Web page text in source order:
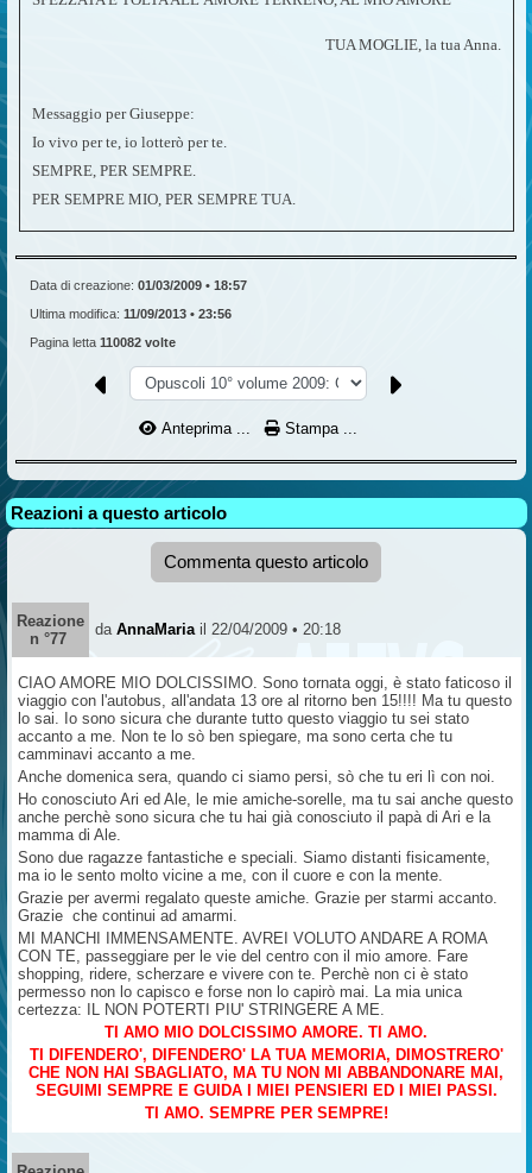
TUA MOGLIE, la tua Anna.
Messaggio per Giuseppe:
Io vivo per te, io lotterò per te.
SEMPRE, PER SEMPRE.
PER SEMPRE MIO, PER SEMPRE TUA.
Data di creazione: 01/03/2009 • 18:57
Ultima modifica: 11/09/2013 • 23:56
Pagina letta 110082 volte
Anteprima ... Stampa ...
Reazioni a questo articolo
Commenta questo articolo
Reazione
n °77
da AnnaMaria il 22/04/2009 • 20:18
CIAO AMORE MIO DOLCISSIMO. Sono tornata oggi, è stato faticoso il
viaggio con l'autobus, all'andata 13 ore al ritorno ben 15!!!! Ma tu questo
lo sai. Io sono sicura che durante tutto questo viaggio tu sei stato
accanto a me. Non te lo sò ben spiegare, ma sono certa che tu
camminavi accanto a me.
Anche domenica sera, quando ci siamo persi, sò che tu eri lì con noi.
Ho conosciuto Ari ed Ale, le mie amiche-sorelle, ma tu sai anche questo
anche perchè sono sicura che tu hai già conosciuto il papà di Ari e la
mamma di Ale.
Sono due ragazze fantastiche e speciali. Siamo distanti fisicamente,
ma io le sento molto vicine a me, con il cuore e con la mente.
Grazie per avermi regalato queste amiche. Grazie per starmi accanto.
Grazie che continui ad amarmi.
MI MANCHI IMMENSAMENTE. AVREI VOLUTO ANDARE A ROMA
CON TE, passeggiare per le vie del centro con il mio amore. Fare
shopping, ridere, scherzare e vivere con te. Perchè non ci è stato
permesso non lo capisco e forse non lo capirò mai. La mia unica
certezza: IL NON POTERTI PIU' STRINGERE A ME.
TI AMO MIO DOLCISSIMO AMORE. TI AMO.
TI DIFENDERO', DIFENDERO' LA TUA MEMORIA, DIMOSTRERO'
CHE NON HAI SBAGLIATO, MA TU NON MI ABBANDONARE MAI,
SEGUIMI SEMPRE E GUIDA I MIEI PENSIERI ED I MIEI PASSI.
TI AMO. SEMPRE PER SEMPRE!